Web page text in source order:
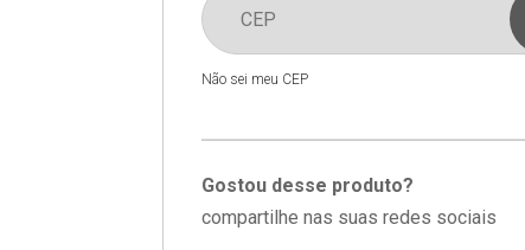
Não sei meu CEP
Gostou desse produto?
compartilhe nas suas redes sociais